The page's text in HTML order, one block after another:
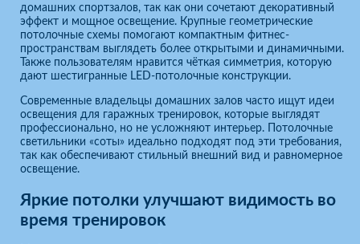
домашних спортзалов, так как они сочетают декоративный
эффект и мощное освещение. Крупные геометрические
потолочные схемы помогают компактным фитнес-
пространствам выглядеть более открытыми и динамичными.
Также пользователям нравится чёткая симметрия, которую
дают шестигранные LED-потолочные конструкции.
Современные владельцы домашних залов часто ищут идеи
освещения для гаражных тренировок, которые выглядят
профессионально, но не усложняют интерьер. Потолочные
светильники «соты» идеально подходят под эти требования,
так как обеспечивают стильный внешний вид и равномерное
освещение.
Яркие потолки улучшают видимость во
время тренировок